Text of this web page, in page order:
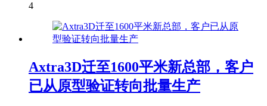
4
Axtra3D迁至1600平米新总部，客户
已从原型验证转向批量生产